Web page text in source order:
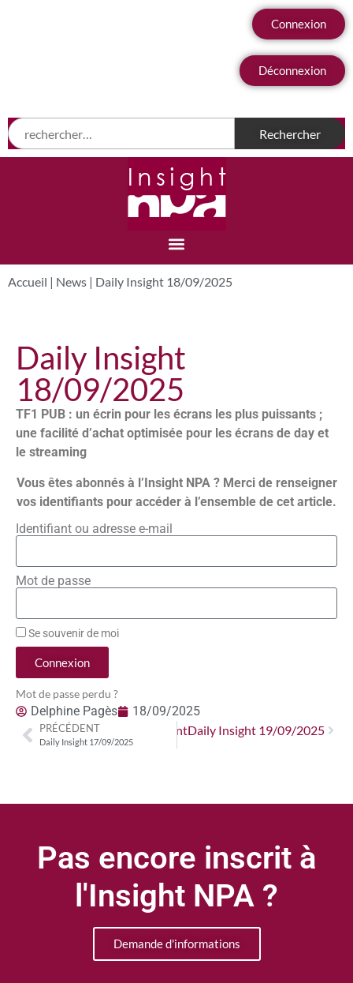
Connexion
Déconnexion
Accueil | News | Daily Insight 18/09/2025
Daily Insight
18/09/2025
TF1 PUB : un écrin pour les écrans les plus puissants ;
une facilité d’achat optimisée pour les écrans de day et
le streaming
Vous êtes abonnés à l’Insight NPA ? Merci de renseigner
vos identifiants pour accéder à l’ensemble de cet article.
Identifiant ou adresse e-mail
Mot de passe
Se souvenir de moi
Connexion
Mot de passe perdu ?
Delphine Pagès 18/09/2025
PRÉCÉDENT
Daily Insight 17/09/2025
SuivantDaily Insight 19/09/2025
Pas encore inscrit à
l'Insight NPA ?
Demande d'informations